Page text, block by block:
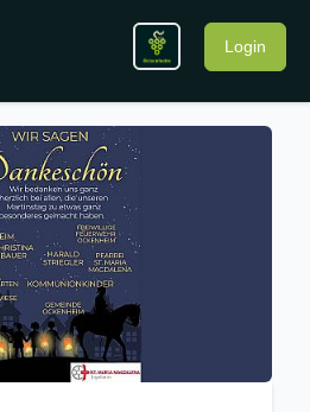
Login